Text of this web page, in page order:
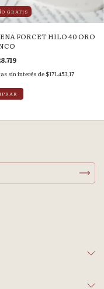
GRATIS
FORCET HILO 40 ORO
sin interés de$171.453,17